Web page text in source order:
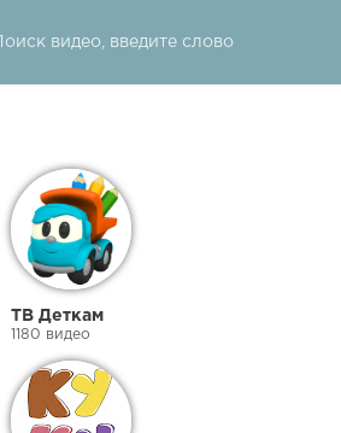
ТВ Деткам
1180 видео